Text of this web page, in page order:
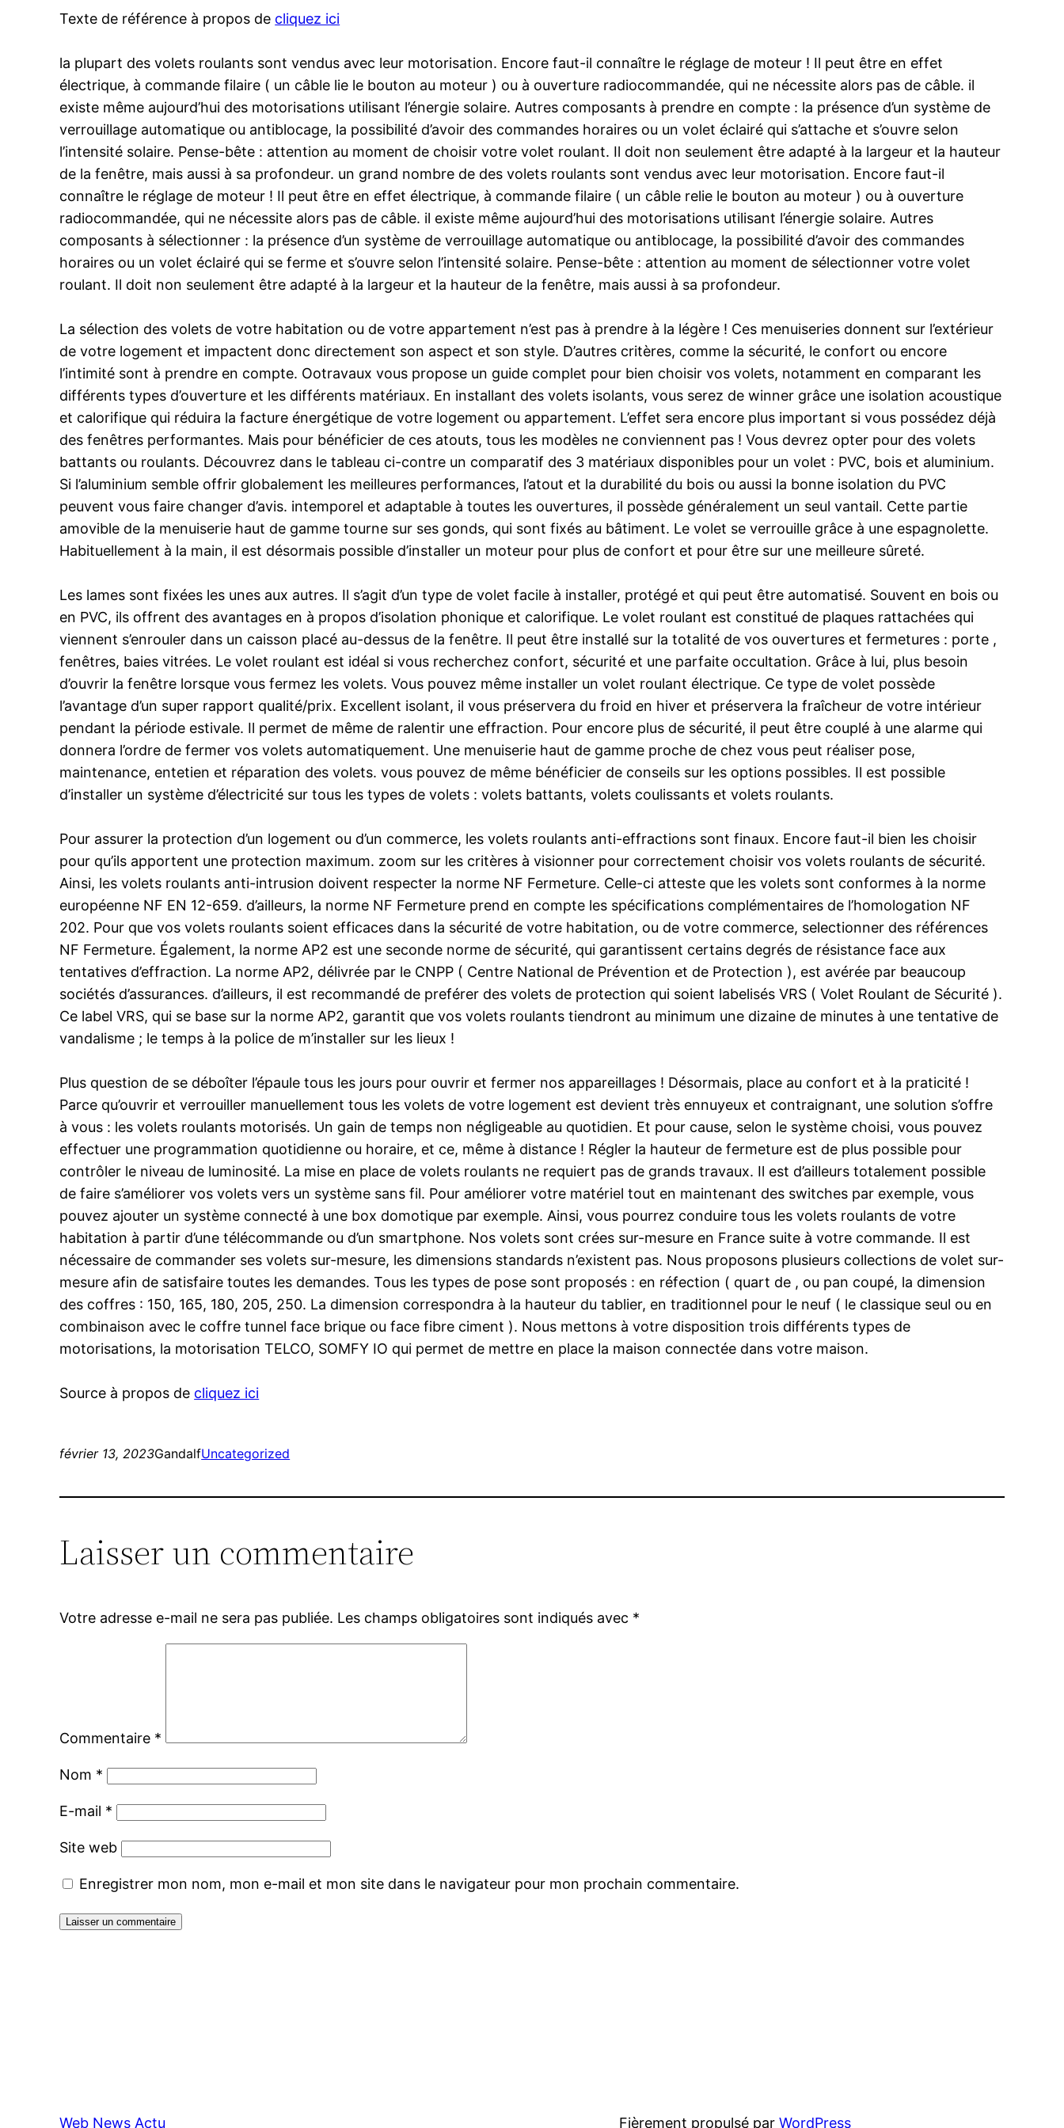
Texte de référence à propos de cliquez ici
la plupart des volets roulants sont vendus avec leur motorisation. Encore faut-il connaître le réglage de moteur ! Il peut être en effet
électrique, à commande filaire ( un câble lie le bouton au moteur ) ou à ouverture radiocommandée, qui ne nécessite alors pas de câble. il
existe même aujourd’hui des motorisations utilisant l’énergie solaire. Autres composants à prendre en compte : la présence d’un système de
verrouillage automatique ou antiblocage, la possibilité d’avoir des commandes horaires ou un volet éclairé qui s’attache et s’ouvre selon
l’intensité solaire. Pense-bête : attention au moment de choisir votre volet roulant. Il doit non seulement être adapté à la largeur et la hauteur
de la fenêtre, mais aussi à sa profondeur. un grand nombre de des volets roulants sont vendus avec leur motorisation. Encore faut-il
connaître le réglage de moteur ! Il peut être en effet électrique, à commande filaire ( un câble relie le bouton au moteur ) ou à ouverture
radiocommandée, qui ne nécessite alors pas de câble. il existe même aujourd’hui des motorisations utilisant l’énergie solaire. Autres
composants à sélectionner : la présence d’un système de verrouillage automatique ou antiblocage, la possibilité d’avoir des commandes
horaires ou un volet éclairé qui se ferme et s’ouvre selon l’intensité solaire. Pense-bête : attention au moment de sélectionner votre volet
roulant. Il doit non seulement être adapté à la largeur et la hauteur de la fenêtre, mais aussi à sa profondeur.
La sélection des volets de votre habitation ou de votre appartement n’est pas à prendre à la légère ! Ces menuiseries donnent sur l’extérieur
de votre logement et impactent donc directement son aspect et son style. D’autres critères, comme la sécurité, le confort ou encore
l’intimité sont à prendre en compte. Ootravaux vous propose un guide complet pour bien choisir vos volets, notamment en comparant les
différents types d’ouverture et les différents matériaux. En installant des volets isolants, vous serez de winner grâce une isolation acoustique
et calorifique qui réduira la facture énergétique de votre logement ou appartement. L’effet sera encore plus important si vous possédez déjà
des fenêtres performantes. Mais pour bénéficier de ces atouts, tous les modèles ne conviennent pas ! Vous devrez opter pour des volets
battants ou roulants. Découvrez dans le tableau ci-contre un comparatif des 3 matériaux disponibles pour un volet : PVC, bois et aluminium.
Si l’aluminium semble offrir globalement les meilleures performances, l’atout et la durabilité du bois ou aussi la bonne isolation du PVC
peuvent vous faire changer d’avis. intemporel et adaptable à toutes les ouvertures, il possède généralement un seul vantail. Cette partie
amovible de la menuiserie haut de gamme tourne sur ses gonds, qui sont fixés au bâtiment. Le volet se verrouille grâce à une espagnolette.
Habituellement à la main, il est désormais possible d’installer un moteur pour plus de confort et pour être sur une meilleure sûreté.
Les lames sont fixées les unes aux autres. Il s’agit d’un type de volet facile à installer, protégé et qui peut être automatisé. Souvent en bois ou
en PVC, ils offrent des avantages en à propos d’isolation phonique et calorifique. Le volet roulant est constitué de plaques rattachées qui
viennent s’enrouler dans un caisson placé au-dessus de la fenêtre. Il peut être installé sur la totalité de vos ouvertures et fermetures : porte ,
fenêtres, baies vitrées. Le volet roulant est idéal si vous recherchez confort, sécurité et une parfaite occultation. Grâce à lui, plus besoin
d’ouvrir la fenêtre lorsque vous fermez les volets. Vous pouvez même installer un volet roulant électrique. Ce type de volet possède
l’avantage d’un super rapport qualité/prix. Excellent isolant, il vous préservera du froid en hiver et préservera la fraîcheur de votre intérieur
pendant la période estivale. Il permet de même de ralentir une effraction. Pour encore plus de sécurité, il peut être couplé à une alarme qui
donnera l’ordre de fermer vos volets automatiquement. Une menuiserie haut de gamme proche de chez vous peut réaliser pose,
maintenance, entetien et réparation des volets. vous pouvez de même bénéficier de conseils sur les options possibles. Il est possible
d’installer un système d’électricité sur tous les types de volets : volets battants, volets coulissants et volets roulants.
Pour assurer la protection d’un logement ou d’un commerce, les volets roulants anti-effractions sont finaux. Encore faut-il bien les choisir
pour qu’ils apportent une protection maximum. zoom sur les critères à visionner pour correctement choisir vos volets roulants de sécurité.
Ainsi, les volets roulants anti-intrusion doivent respecter la norme NF Fermeture. Celle-ci atteste que les volets sont conformes à la norme
européenne NF EN 12-659. d’ailleurs, la norme NF Fermeture prend en compte les spécifications complémentaires de l’homologation NF
202. Pour que vos volets roulants soient efficaces dans la sécurité de votre habitation, ou de votre commerce, selectionner des références
NF Fermeture. Également, la norme AP2 est une seconde norme de sécurité, qui garantissent certains degrés de résistance face aux
tentatives d’effraction. La norme AP2, délivrée par le CNPP ( Centre National de Prévention et de Protection ), est avérée par beaucoup
sociétés d’assurances. d’ailleurs, il est recommandé de preférer des volets de protection qui soient labelisés VRS ( Volet Roulant de Sécurité ).
Ce label VRS, qui se base sur la norme AP2, garantit que vos volets roulants tiendront au minimum une dizaine de minutes à une tentative de
vandalisme ; le temps à la police de m’installer sur les lieux !
Plus question de se déboîter l’épaule tous les jours pour ouvrir et fermer nos appareillages ! Désormais, place au confort et à la praticité !
Parce qu’ouvrir et verrouiller manuellement tous les volets de votre logement est devient très ennuyeux et contraignant, une solution s’offre
à vous : les volets roulants motorisés. Un gain de temps non négligeable au quotidien. Et pour cause, selon le système choisi, vous pouvez
effectuer une programmation quotidienne ou horaire, et ce, même à distance ! Régler la hauteur de fermeture est de plus possible pour
contrôler le niveau de luminosité. La mise en place de volets roulants ne requiert pas de grands travaux. Il est d’ailleurs totalement possible
de faire s’améliorer vos volets vers un système sans fil. Pour améliorer votre matériel tout en maintenant des switches par exemple, vous
pouvez ajouter un système connecté à une box domotique par exemple. Ainsi, vous pourrez conduire tous les volets roulants de votre
habitation à partir d’une télécommande ou d’un smartphone. Nos volets sont crées sur-mesure en France suite à votre commande. Il est
nécessaire de commander ses volets sur-mesure, les dimensions standards n’existent pas. Nous proposons plusieurs collections de volet sur-
mesure afin de satisfaire toutes les demandes. Tous les types de pose sont proposés : en réfection ( quart de , ou pan coupé, la dimension
des coffres : 150, 165, 180, 205, 250. La dimension correspondra à la hauteur du tablier, en traditionnel pour le neuf ( le classique seul ou en
combinaison avec le coffre tunnel face brique ou face fibre ciment ). Nous mettons à votre disposition trois différents types de
motorisations, la motorisation TELCO, SOMFY IO qui permet de mettre en place la maison connectée dans votre maison.
Source à propos de cliquez ici
février 13, 2023GandalfUncategorized
Laisser un commentaire
Votre adresse e-mail ne sera pas publiée. Les champs obligatoires sont indiqués avec *
Commentaire *
Nom *
E-mail *
Site web
Enregistrer mon nom, mon e-mail et mon site dans le navigateur pour mon prochain commentaire.
Web News Actu Fièrement propulsé parWordPress